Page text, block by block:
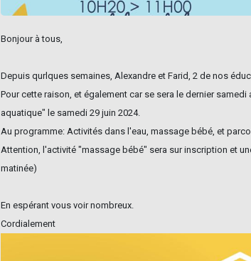
Bonjour à tous,
Depuis qurlques semaines, Alexandre et Farid, 2 de nos
Pour cette raison, et également car se sera le dernier
aquatique" le samedi 29 juin 2024.
Au programme: Activités dans l'eau, massage bébé, et
Attention, l'activité "massage bébé" sera sur inscription et
matinée)
En espérant vous voir nombreux.
Cordialement